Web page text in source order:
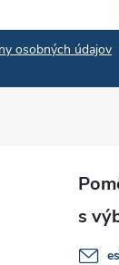
osobných údajov